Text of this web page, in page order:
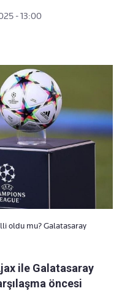
- 13:00
oldu mu? Galatasaray
ile Galatasaray
öncesi